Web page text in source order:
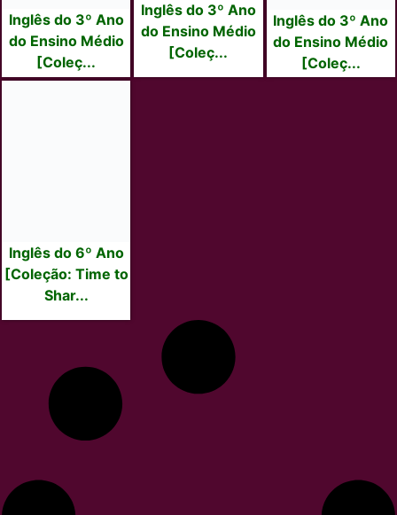
Inglês do 3º Ano
do Ensino Médio
[Coleç...
Inglês do 3º Ano
do Ensino Médio
[Coleç...
Inglês do 3º Ano
do Ensino Médio
[Coleç...
Inglês do 6º Ano
[Coleção: Time to
Shar...